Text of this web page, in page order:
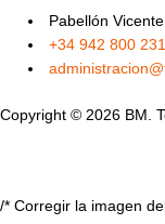
Pabellón
+34 942 800 231
Copyright © 2026 BM.
/* Corregir la imagen